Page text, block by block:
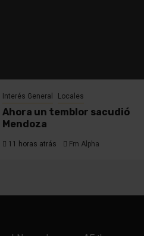
Interés General Locales
Ahora un temblor sacudió
Mendoza
11 horas atrás Fm Alpha